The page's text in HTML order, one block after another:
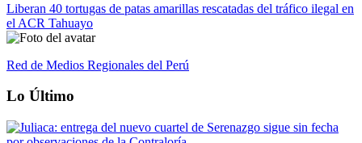
Liberan 40 tortugas de patas amarillas rescatadas del tráfico ilegal en
el ACR Tahuayo
Red de Medios Regionales del Perú
Lo Último